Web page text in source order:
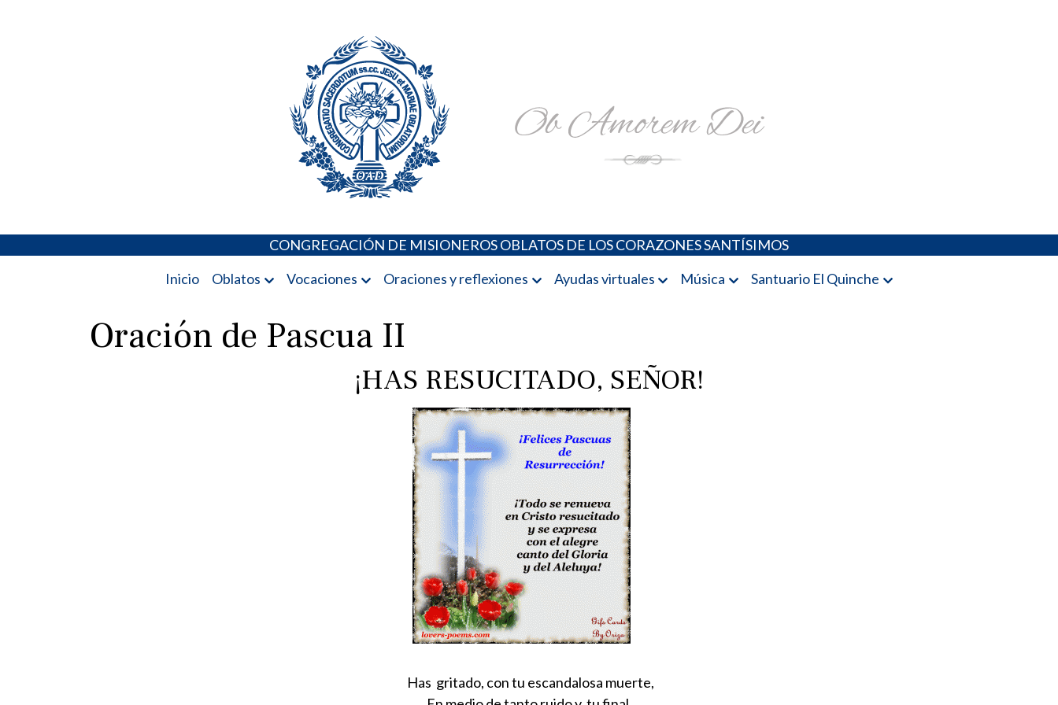
CONGREGACIÓN DE MISIONEROS OBLATOS DE LOS CORAZONES SANTÍSIMOS
Inicio
Oblatos Vocaciones Oraciones y reflexiones Ayudas virtuales Música Santuario El Quinche
Oración de Pascua II
¡HAS RESUCITADO, SEÑOR!
Has gritado, con tu escandalosa muerte,